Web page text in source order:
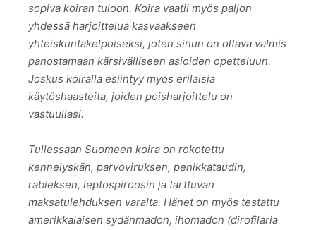
sopiva koiran tuloon. Koira vaatii myös paljon
yhdessä harjoittelua kasvaakseen
yhteiskuntakelpoiseksi, joten sinun on oltava valmis
panostamaan kärsivälliseen asioiden opetteluun.
Joskus koiralla esiintyy myös erilaisia
käytöshaasteita, joiden poisharjoittelu on
vastuullasi.
Tullessaan Suomeen koira on rokotettu
kennelyskän, parvoviruksen, penikkataudin,
rabieksen, leptospiroosin ja tarttuvan
maksatulehduksen varalta. Hänet on myös testattu
amerikkalaisen sydänmadon, ihomadon (dirofilaria